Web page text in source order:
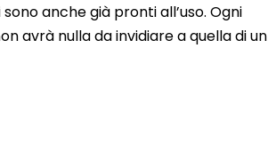
anche già pronti all’uso. Ogni
avrà nulla da invidiare a quella di un